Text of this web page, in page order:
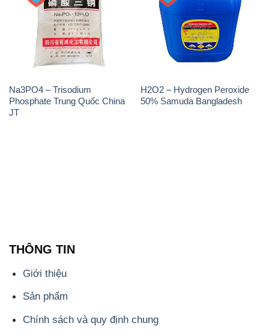
Na3PO4 – Trisodium
Phosphate Trung Quốc China
JT
H2O2 – Hydrogen Peroxide
50% Samuda Bangladesh
THÔNG TIN
Giới thiệu
Sản phẩm
Chính sách và quy định chung